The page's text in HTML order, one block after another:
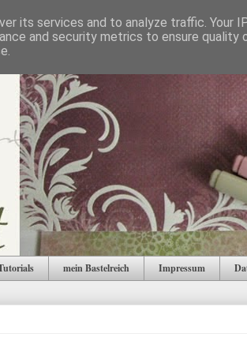
mein Bastelreich Impressum
its services and to analyze traffic. Your
and security metrics to ensure quality